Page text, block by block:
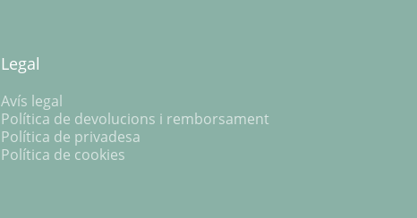
Legal
Avís legal
Política de devolucions i remborsament
Política de privadesa
Política de cookies